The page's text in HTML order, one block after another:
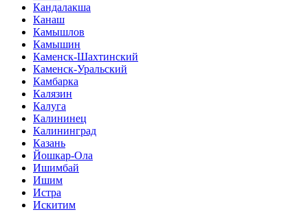
Кандалакша
Канаш
Камышлов
Камышин
Каменск-Шахтинский
Каменск-Уральский
Камбарка
Калязин
Калуга
Калининец
Калининград
Казань
Йошкар-Ола
Ишимбай
Ишим
Истра
Искитим